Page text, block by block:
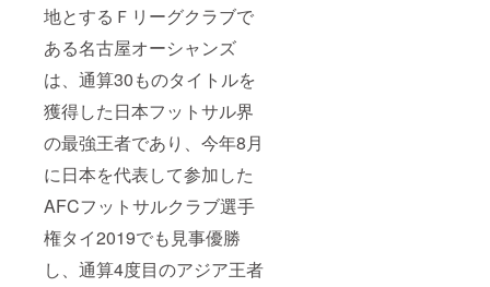
地とするＦリーグクラブで
ある名古屋オーシャンズ
は、通算30ものタイトルを
獲得した日本フットサル界
の最強王者であり、今年8月
に日本を代表して参加した
AFCフットサルクラブ選手
権タイ2019でも見事優勝
し、通算4度目のアジア王者